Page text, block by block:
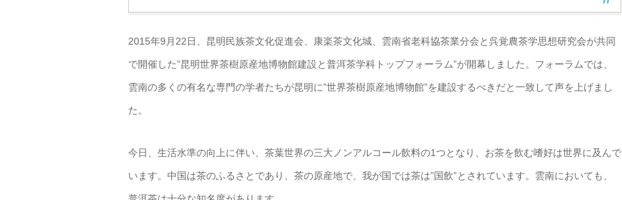
2015年9月22日、昆明民族茶文化促進会、康楽茶文化城、雲南省老科協茶業分会と呉覚農茶学思想研究会が共同
で開催した”昆明世界茶樹原産地博物館建設と普洱茶学科トップフォーラム”が開幕しました。フォーラムでは、
雲南の多くの有名な専門の学者たちが昆明に”世界茶樹原産地博物館”を建設するべきだと一致して声を上げまし
た。
今日、生活水準の向上に伴い、茶葉世界の三大ノンアルコール飲料の1つとなり、お茶を飲む嗜好は世界に及んで
います。中国は茶のふるさとであり、茶の原産地で、我が国では茶は”国飲”とされています。雲南においても、